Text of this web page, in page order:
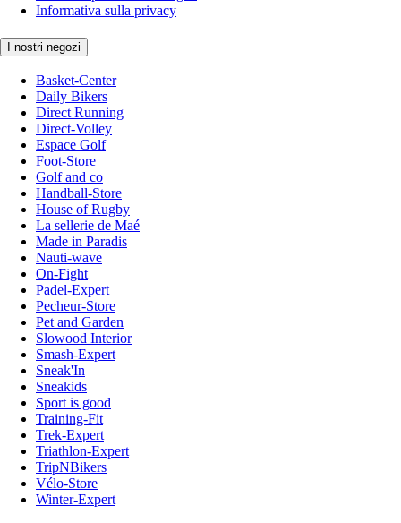
Informativa sulla privacy
I nostri negozi
Basket-Center
Daily Bikers
Direct Running
Direct-Volley
Espace Golf
Foot-Store
Golf and co
Handball-Store
House of Rugby
La sellerie de Maé
Made in Paradis
Nauti-wave
On-Fight
Padel-Expert
Pecheur-Store
Pet and Garden
Slowood Interior
Smash-Expert
Sneak'In
Sneakids
Sport is good
Training-Fit
Trek-Expert
Triathlon-Expert
TripNBikers
Vélo-Store
Winter-Expert